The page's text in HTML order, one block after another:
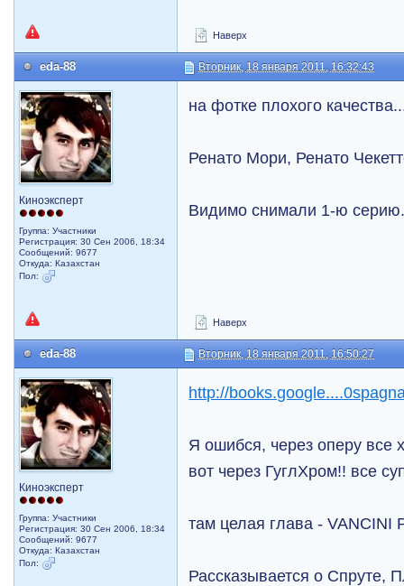
Наверх
eda-88 Вторник, 18 января 2011, 16:32:43
Киноэксперт
Группа: Участники
Регистрация: 30 Сен 2006, 18:34
Сообщений: 9677
Откуда: Казахстан
Пол:
на фотке плохого
Ренато Мори, Ренато
Видимо снимали 1-ю
Наверх
eda-88 Вторник, 18 января 2011, 16:50:27
Киноэксперт
Группа: Участники
Регистрация: 30 Сен 2006, 18:34
Сообщений: 9677
Откуда: Казахстан
Пол:
http://
Я ошибся, через оперу все
вот через ГуглХром!! все
там целая глава - VANCINI
Рассказывается о Спруте,